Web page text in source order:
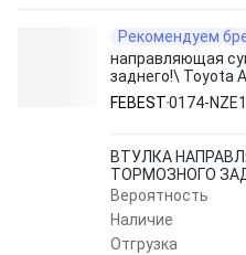
Рекомендуем
направляющая
заднего!\ Toyota
NZE141R FEBEST
FEBEST0174-
ВТУЛКА
ТОРМОЗНОГО
Вероятность
Наличие
Отгрузка